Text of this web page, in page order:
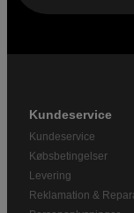
Kundeservice
Kundeservice
Købsbetingelser
Levering
Reklamation &